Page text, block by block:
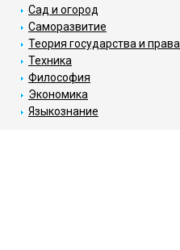
Сад и огород
Саморазвитие
Теория государства и права
Техника
Философия
Экономика
Языкознание